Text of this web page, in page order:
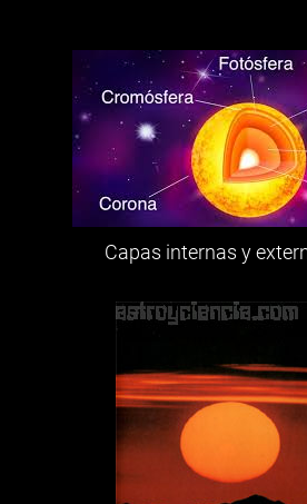
Capas internas y